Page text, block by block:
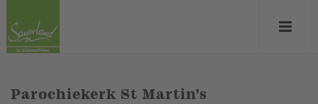
Parochiekerk St Martin's